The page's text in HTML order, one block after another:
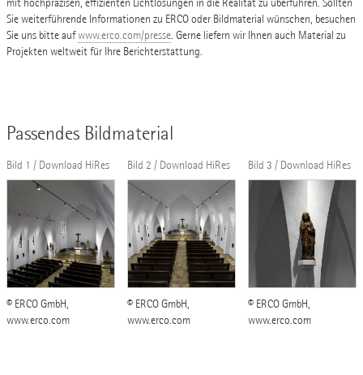
Sie weiterführende Informationen zu ERCO oder Bildmaterial wünschen, besuchen
Sie uns bitte aufwww.erco.com/presse. Gerne liefern wir Ihnen auch Material zu
Projekten weltweit für Ihre Berichterstattung.
Passendes Bildmaterial
Bild 1 / Download HiRes
© ERCO GmbH,
www.erco.com
Bild 2 / Download HiRes
© ERCO GmbH,
www.erco.com
Bild 3 / Download HiRes
© ERCO GmbH,
www.erco.com